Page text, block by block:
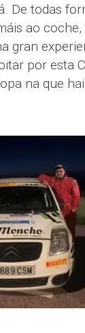
De todas
ao
gran
por esta
na que